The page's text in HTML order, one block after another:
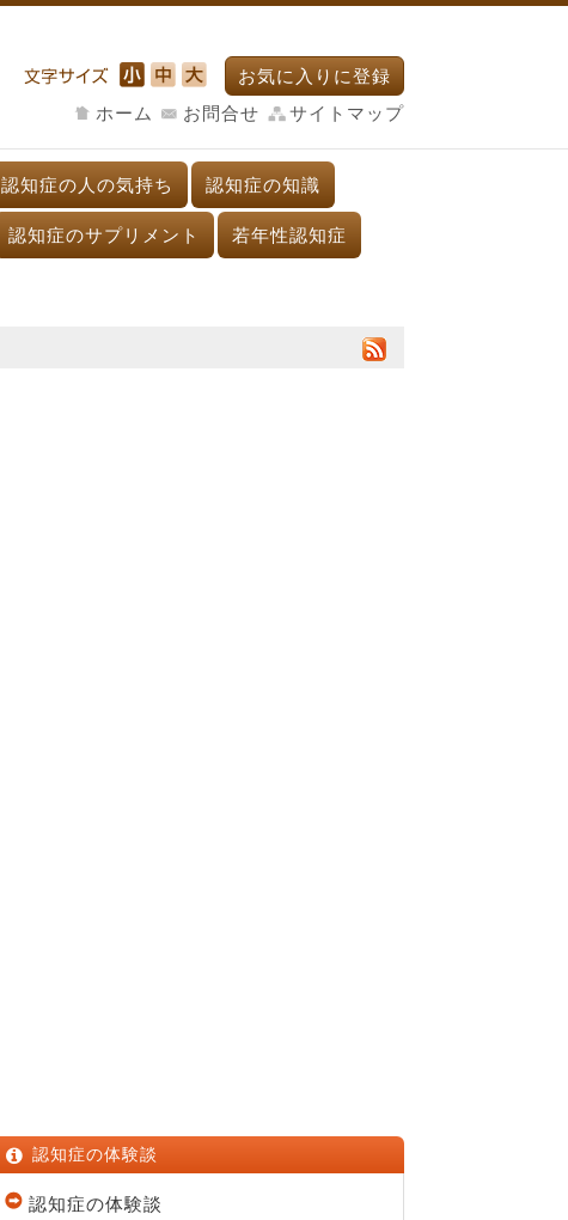
お気に入りに登録
ホーム
お問合せ サイトマップ
認知症の人の気持ち 認知症の知識
認知症のサプリメント 若年性認知症
認知症の体験談
認知症の体験談